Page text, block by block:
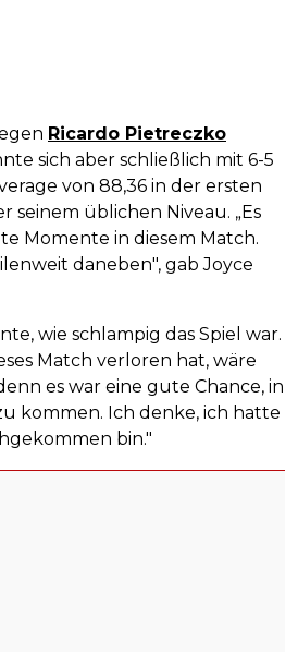
Ricardo Pietreczko
sich aber schließlich mit 6-5
von 88,36 in der ersten
seinem üblichen Niveau. „Es
Momente in diesem Match.
daneben", gab Joyce
wie schlampig das Spiel war.
Match verloren hat, wäre
es war eine gute Chance, in
kommen. Ich denke, ich hatte
bin."